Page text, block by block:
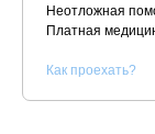
Неотложная
Платная
Как проехать?